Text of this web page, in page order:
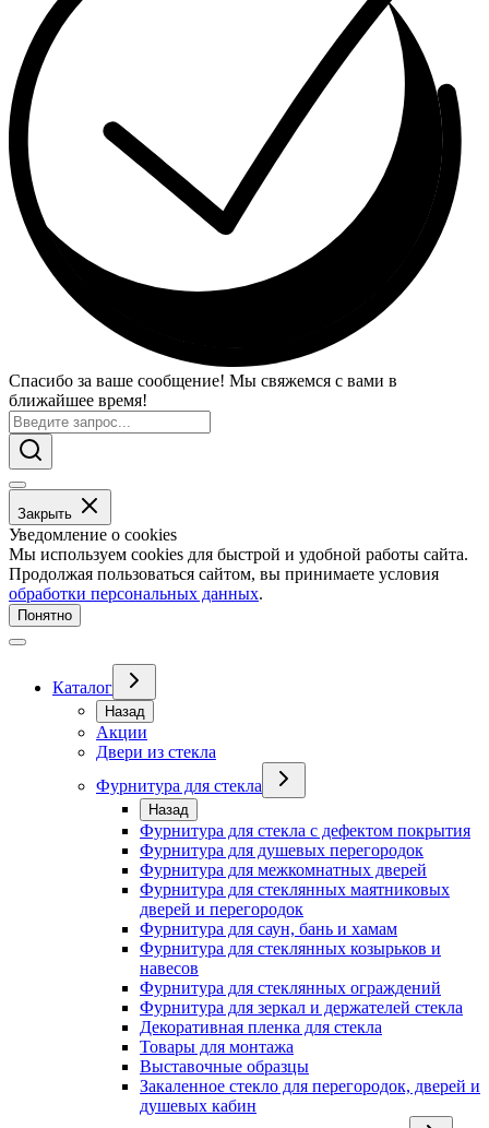
Спасибо за ваше сообщение! Мы свяжемся с вами в
ближайшее время!
Закрыть
Уведомление о cookies
Мы используем cookies для быстрой и удобной работы сайта.
Продолжая пользоваться сайтом, вы принимаете условия
обработки персональных данных.
Понятно
Каталог
Назад
Акции
Двери из стекла
Фурнитура для стекла
Назад
Фурнитура для стекла с дефектом покрытия
Фурнитура для душевых перегородок
Фурнитура для межкомнатных дверей
Фурнитура для стеклянных маятниковых
дверей и перегородок
Фурнитура для саун, бань и хамам
Фурнитура для стеклянных козырьков и
навесов
Фурнитура для стеклянных ограждений
Фурнитура для зеркал и держателей стекла
Декоративная пленка для стекла
Товары для монтажа
Выставочные образцы
Закаленное стекло для перегородок, дверей и
душевых кабин